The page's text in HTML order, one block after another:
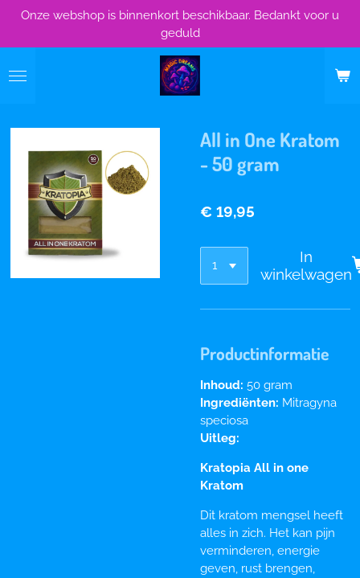
Ga
naar
de
Onze webshop is binnenkort beschikbaar. Bedankt voor u
geduld
All in One Kratom
- 50 gram
€ 19,95
In
winkelwagen
Productinformatie
Inhoud: 50 gram
Ingrediënten: Mitragyna
speciosa
Uitleg:
Kratopia All in one
Kratom
Dit kratom mengsel heeft
alles in zich. Het kan pijn
verminderen, energie
geven, rust brengen,